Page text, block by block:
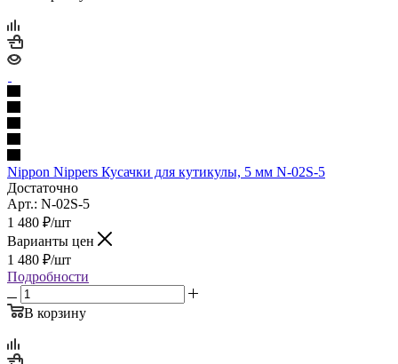
Nippon Nippers Кусачки для кутикулы, 5 мм N-02S-5
Достаточно
Арт.: N-02S-5
1 480 ₽/шт
Варианты цен
1 480 ₽/шт
Подробности
В корзину